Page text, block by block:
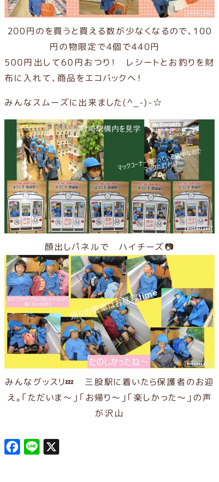
200円のを買うと買える数が少なくなるので、100
円の物限定で4個で440円
500円出して60円おつり！ レシートとお釣りを財
布に入れて、商品をエコバックへ！
みんなスムーズに出来ました(^_-)-☆
顔出しパネルで ハイチーズ📷
みんなグッスリ💤 三股駅に着いたら保護者のお迎
え。「ただいま～」「お帰り～」「楽しかった～」の声
が沢山
F L X